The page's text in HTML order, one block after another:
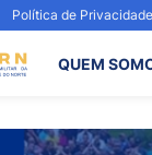
Política de Privacidade
QUEM